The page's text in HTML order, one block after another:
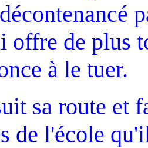
de plus
à le tuer.
sa route et
de l'école